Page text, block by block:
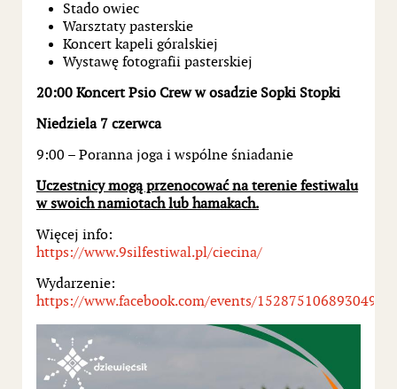
Stado owiec
Warsztaty pasterskie
Koncert kapeli góralskiej
Wystawę fotografii pasterskiej
20:00 Koncert Psio Crew w osadzie Sopki Stopki
Niedziela 7 czerwca
9:00 – Poranna joga i wspólne śniadanie
Uczestnicy mogą przenocować na terenie festiwalu
w swoich namiotach lub hamakach.
Więcej info:
https://www.9silfestiwal.pl/ciecina/
Wydarzenie:
https://www.facebook.com/events/1528751068930497